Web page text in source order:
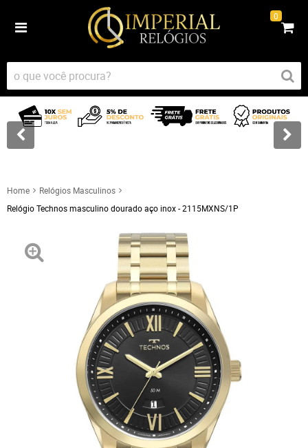
0
Home
Relógios Masculinos
Relógio Technos masculino dourado aço inox - 2115MXNS/1P